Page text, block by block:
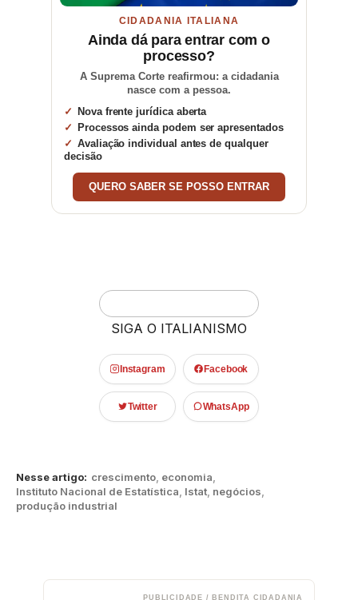
CIDADANIA ITALIANA
Ainda dá para entrar com o
processo?
A Suprema Corte reafirmou: a cidadania
nasce com a pessoa.
Nova frente jurídica aberta
Processos ainda podem ser apresentados
Avaliação individual antes de qualquer
decisão
QUERO SABER SE POSSO ENTRAR
SIGA O ITALIANISMO
Instagram Facebook
Twitter WhatsApp
Nesse artigo: crescimento economia
Instituto Nacional de Estatística Istat negócios
produção industrial
PUBLICIDADE / BENDITA CIDADANIA